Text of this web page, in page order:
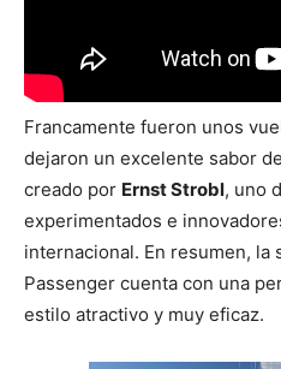
Francamente fueron unos
dejaron un excelente sabor
creado por Ernst Strobl, uno
experimentados e
internacional. En resumen, la
Passenger cuenta con una
estilo atractivo y muy eficaz.